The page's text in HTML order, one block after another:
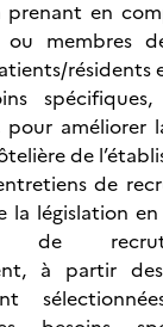
prenant en
ou membres
résidents
pour améliorer
de
de
la législation
de
à partir